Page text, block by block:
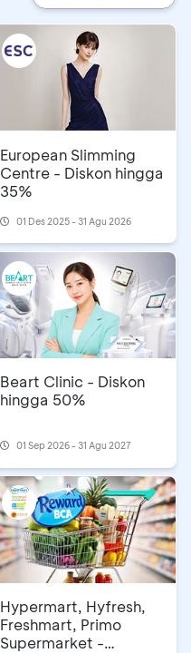
European Slimming
Centre - Diskon hingga
35%
01 Des 2025 - 31 Agu 2026
Beart Clinic - Diskon
hingga 50%
01 Sep 2026 - 31 Agu 2027
Hypermart, Hyfresh,
Freshmart, Primo
Supermarket -